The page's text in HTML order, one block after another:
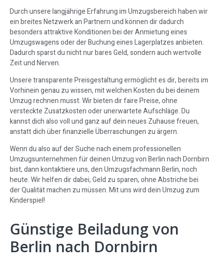
Durch unsere langjährige Erfahrung im Umzugsbereich haben wir
ein breites Netzwerk an Partnern und können dir dadurch
besonders attraktive Konditionen bei der Anmietung eines
Umzugswagens oder der Buchung eines Lagerplatzes anbieten.
Dadurch sparst du nicht nur bares Geld, sondern auch wertvolle
Zeit und Nerven.
Unsere transparente Preisgestaltung ermöglicht es dir, bereits im
Vorhinein genau zu wissen, mit welchen Kosten du bei deinem
Umzug rechnen musst. Wir bieten dir faire Preise, ohne
versteckte Zusatzkosten oder unerwartete Aufschläge. Du
kannst dich also voll und ganz auf dein neues Zuhause freuen,
anstatt dich über finanzielle Überraschungen zu ärgern.
Wenn du also auf der Suche nach einem professionellen
Umzugsunternehmen für deinen Umzug von Berlin nach Dornbirn
bist, dann kontaktiere uns, den Umzugsfachmann Berlin, noch
heute. Wir helfen dir dabei, Geld zu sparen, ohne Abstriche bei
der Qualität machen zu müssen. Mit uns wird dein Umzug zum
Kinderspiel!
Günstige Beiladung von
Berlin nach Dornbirn